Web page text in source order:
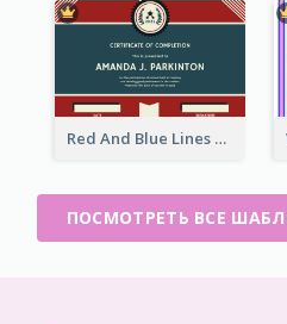
Red And Blue Lines And Badge Completion Certificate
ПОСМОТРЕТЬ ВСЕ